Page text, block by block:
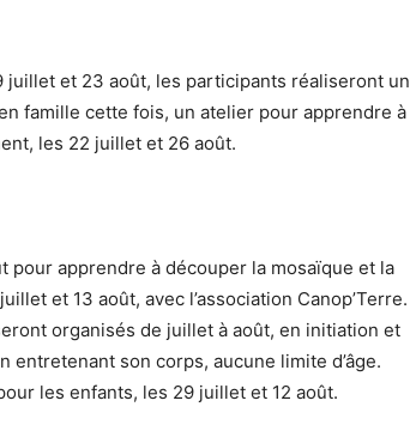
juillet et 23 août, les participants réaliseront un
famille cette fois, un atelier pour apprendre à
les 22 juillet et 26 août.
pour apprendre à découper la mosaïque et la
et 13 août, avec l’association Canop’Terre.
organisés de juillet à août, en initiation et
son corps, aucune limite d’âge.
les enfants, les 29 juillet et 12 août.